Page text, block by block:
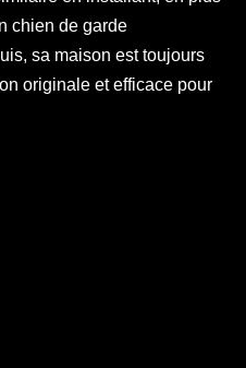
chien de garde
sa maison est toujours
originale et efficace pour